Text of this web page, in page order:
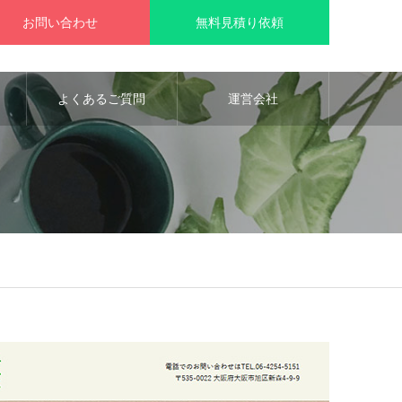
お問い合わせ 無料見積り依頼
よくあるご質問 運営会社